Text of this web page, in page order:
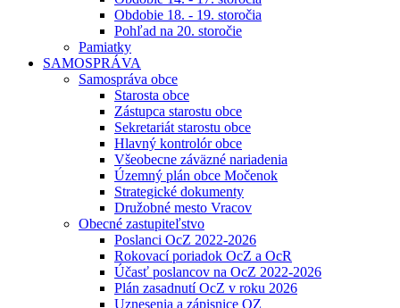
Obdobie 18. - 19. storočia
Pohľad na 20. storočie
Pamiatky
SAMOSPRÁVA
Samospráva obce
Starosta obce
Zástupca starostu obce
Sekretariát starostu obce
Hlavný kontrolór obce
Všeobecne záväzné nariadenia
Územný plán obce Močenok
Strategické dokumenty
Družobné mesto Vracov
Obecné zastupiteľstvo
Poslanci OcZ 2022-2026
Rokovací poriadok OcZ a OcR
Účasť poslancov na OcZ 2022-2026
Plán zasadnutí OcZ v roku 2026
Uznesenia a zápisnice OZ